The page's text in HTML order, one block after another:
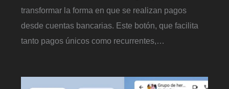
transformar la forma en que se realizan pagos
desde cuentas bancarias. Este botón, que facilita
tanto pagos únicos como recurrentes,…